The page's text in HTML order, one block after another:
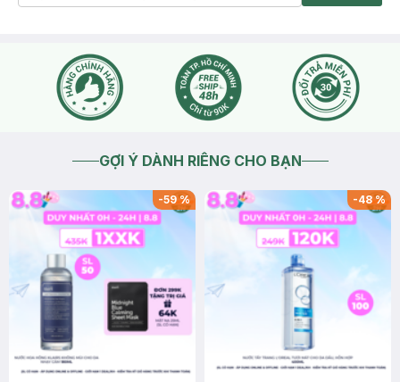
GỢI Ý DÀNH RIÊNG CHO BẠN
-59% -48%